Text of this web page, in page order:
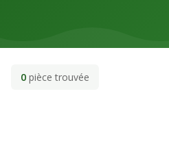
0 pièce trouvée